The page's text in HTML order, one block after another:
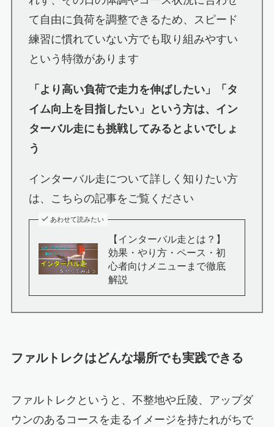
て自由に負荷を調整できるため、スピード
練習に慣れていない方でも取り組みやすい
という特徴があります
「より高い負荷で走力を伸ばしたい」「タ
イム向上を目指したい」という方は、イン
ターバル走にも挑戦してみるとよいでしょ
う
インターバル走について詳しく知りたい方
は、こちらの記事をご覧ください
あわせて読みたい
【インターバル走とは？】
効果・やり方・ペース・初
心者向けメニューまで徹底
解説
ファルトレクはどんな場所でも実践できる
ファルトレクというと、不整地や丘陵、アップダ
ウンのあるコースを走るイメージを持たれがちで